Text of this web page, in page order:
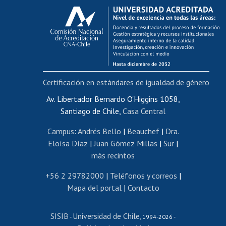
Calificación académica
Postulación al AUCAI
Funcionarias/os
Cursos internos de capacitación
Bienestar del personal
Portal de movilidad interna
Certificado de renta
Certificado de renta honorarios
Editar páginas blancas
Extranjeras/os
Revalidación y reconocimiento de títulos
Postulación al Programa de Movilidad Estudiantil
Cursos de español
Av. Libertador Bernardo O'Higgins 1058,
Santiago de Chile, Casa Central
Campus: Andrés Bello | Beauchef| Dra.
Eloísa Díaz |Juan Gómez Millas | Sur |
más recintos
+56 2 29782000 | Teléfonos y correos |
Mapa del portal| Contacto
SISIB - Universidad de Chile, 1994-2026 -
Certificación en estándares de igualdad de género